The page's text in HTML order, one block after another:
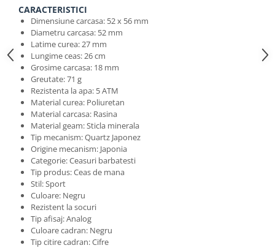
CARACTERISTICI
Dimensiune carcasa: 52 x 56 mm
Diametru carcasa: 52 mm
Latime curea: 27 mm
Lungime ceas: 26 cm
Grosime carcasa: 18 mm
Greutate: 71 g
Rezistenta la apa: 5 ATM
Material curea: Poliuretan
Material carcasa: Rasina
Material geam: Sticla minerala
Tip mecanism: Quartz Japonez
Origine mecanism: Japonia
Categorie: Ceasuri barbatesti
Tip produs: Ceas de mana
Stil: Sport
Culoare: Negru
Rezistent la socuri
Tip afisaj: Analog
Culoare cadran: Negru
Tip citire cadran: Cifre